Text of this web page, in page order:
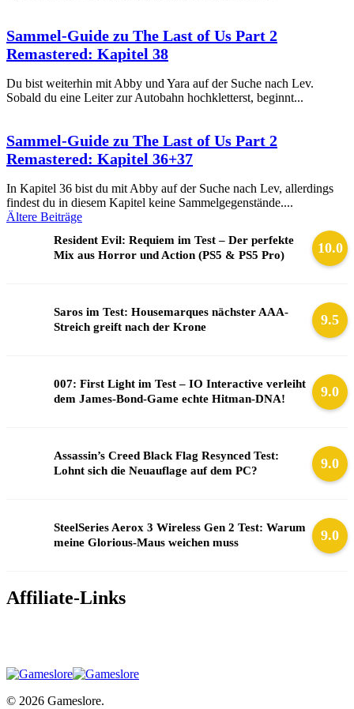
Sammel-Guide zu The Last of Us Part 2
Remastered: Kapitel 38
Du bist weiterhin mit Abby und Yara auf der Suche nach Lev.
Sobald du eine Leiter zur Autobahn hochkletterst, beginnt...
Sammel-Guide zu The Last of Us Part 2
Remastered: Kapitel 36+37
In Kapitel 36 bist du mit Abby auf der Suche nach Lev, allerdings
findest du in diesem Kapitel keine Sammelgegenstände....
Beitragsnavigation
Ältere Beiträge
Resident Evil: Requiem im Test – Der perfekte
Mix aus Horror und Action (PS5 & PS5 Pro)
10.0
Saros im Test: Housemarques nächster AAA-
Streich greift nach der Krone
9.5
007: First Light im Test – IO Interactive verleiht
dem James-Bond-Game echte Hitman-DNA!
9.0
Assassin’s Creed Black Flag Resynced Test:
Lohnt sich die Neuauflage auf dem PC?
9.0
SteelSeries Aerox 3 Wireless Gen 2 Test: Warum
meine Glorious-Maus weichen muss
9.0
Affiliate-Links
© 2026 Gameslore.